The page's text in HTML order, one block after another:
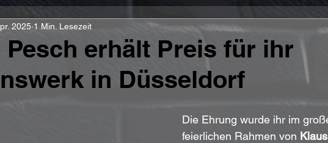
Pesch erhält Preis für ihr
in Düsseldorf
2025 1 Min. Lesezeit
Die Ehrung wurde ihr im
feierlichen Rahmen von